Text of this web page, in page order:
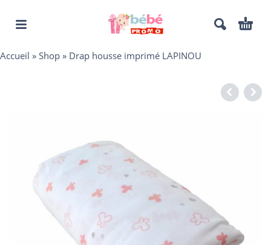
Accueil » Shop » Drap housse imprimé LAPINOU